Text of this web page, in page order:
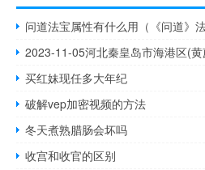
问道法宝属性有什么用（《问道》法
2023-11-05河北秦皇岛市海港区(
买红妹现任多大年纪
破解vep加密视频的方法
冬天煮熟腊肠会坏吗
收宫和收官的区别